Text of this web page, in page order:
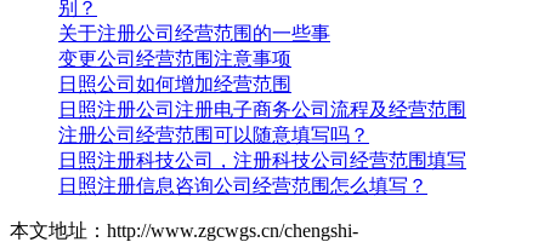
别？
关于注册公司经营范围的一些事
变更公司经营范围注意事项
日照公司如何增加经营范围
日照注册公司注册电子商务公司流程及经营范围
注册公司经营范围可以随意填写吗？
日照注册科技公司，注册科技公司经营范围填写
日照注册信息咨询公司经营范围怎么填写？
本文地址：http://www.zgcwgs.cn/chengshi-